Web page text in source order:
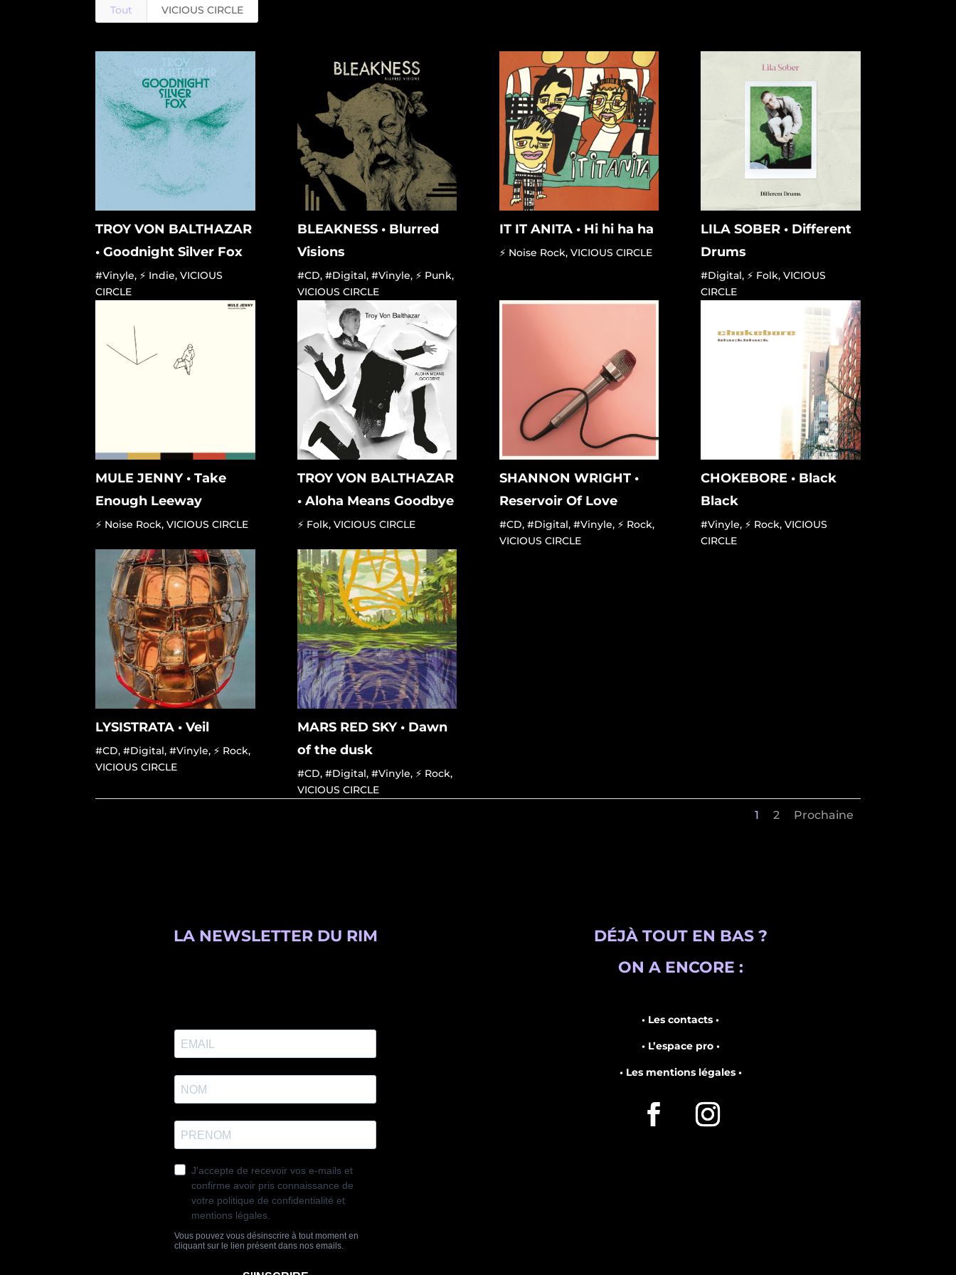
Tout VICIOUS CIRCLE
TROY VON BALTHAZAR
• Goodnight Silver Fox
#Vinyle, ⚡ Indie,VICIOUS
CIRCLE
BLEAKNESS • Blurred
Visions
#CD, #Digital, #Vinyle, ⚡ Punk,
VICIOUS CIRCLE
IT IT ANITA • Hi hi ha ha
⚡ Noise Rock, VICIOUS CIRCLE
LILA SOBER • Different
Drums
#Digital, ⚡ Folk,VICIOUS
CIRCLE
MULE JENNY • Take
Enough Leeway
⚡ Noise Rock,VICIOUS CIRCLE
TROY VON BALTHAZAR
• Aloha Means Goodbye
⚡ Folk, VICIOUS CIRCLE
SHANNON WRIGHT •
Reservoir Of Love
#CD, #Digital, #Vinyle, ⚡ Rock,
VICIOUS CIRCLE
CHOKEBORE • Black
Black
#Vinyle, ⚡ Rock,VICIOUS
CIRCLE
LYSISTRATA • Veil
#CD,#Digital,#Vinyle, ⚡ Rock,
VICIOUS CIRCLE
MARS RED SKY • Dawn
of the dusk
#CD, #Digital, #Vinyle, ⚡ Rock,
VICIOUS CIRCLE
1 2 Prochaine
LA NEWSLETTER DU RIM
DÉJÀ TOUT EN BAS ?
ON A ENCORE :
• Les contacts •
• L’espace pro •
• Les mentions légales •